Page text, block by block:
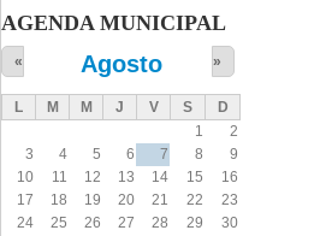
AGENDA MUNICIPAL
Agosto
« »
L M M J V S
D
1
2
3
4 5 6 7 8
9
10
11 12 13 14 15
16
17
18 19 20 21 22
23
24
25 26 27 28 29
30